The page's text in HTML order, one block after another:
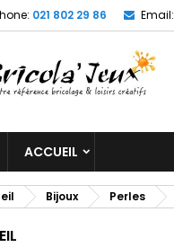
021 802 29 86 Email:
ACCUEIL
Bijoux Perles